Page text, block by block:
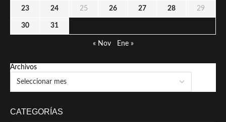
23 24 25 26 27 28 29
30 31
« Nov Ene »
Archivos
CATEGORÍAS